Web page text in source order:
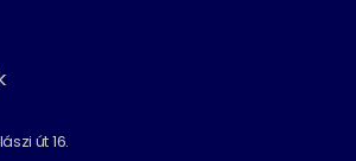
út 16.